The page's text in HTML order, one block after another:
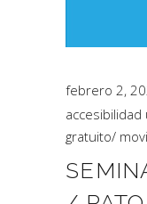
febrero 2,
accesibilidad
gratuito/